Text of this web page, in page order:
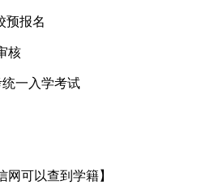
预报名
核
一入学考试
可以查到学籍】